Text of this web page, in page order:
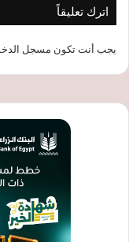
اترك تعليقاً
يجب أنت تكون مسجل